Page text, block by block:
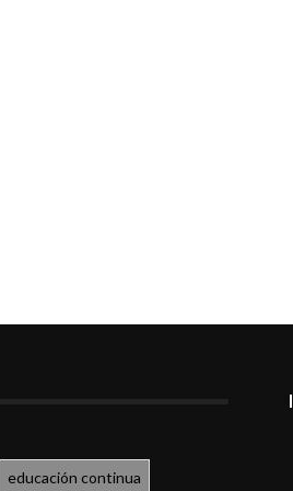
educación continua